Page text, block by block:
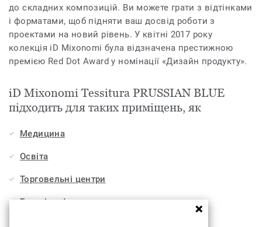
до складних композицій. Ви можете грати з відтінками
і форматами, щоб підняти ваш досвід роботи з
проектами на новий рівень. У квітні 2017 року
колекція iD Mixonomi була відзначена престижною
премією Red Dot Award у номінації «Дизайн продукту».
iD Mixonomi Tessitura PRUSSIAN BLUE
підходить для таких приміщень, як
Медицина
Освіта
Торговельні центри
Готелі, кафе та ресторани